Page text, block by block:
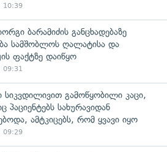
10:39
ბარამიძის განცხადებაზე
სამშობლოს ღალატისა და
ფაქტზე დაიწყო
09:31
სიკვდილივით გამოწყობილი კაცი,
პაციენტებს სახურავიდან
ამტკიცებს, რომ ყვავი იყო
09:29